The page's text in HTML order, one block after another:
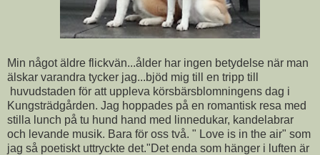
Min något äldre flickvän...ålder har ingen betydelse när man
älskar varandra tycker jag...bjöd mig till en tripp till
huvudstaden för att uppleva körsbärsblomningens dag i
Kungsträdgården. Jag hoppades på en romantisk resa med
stilla lunch på tu hund hand med linnedukar, kandelabrar
och levande musik. Bara för oss två. " Love is in the air" som
jag så poetiskt uttryckte det."Det enda som hänger i luften är